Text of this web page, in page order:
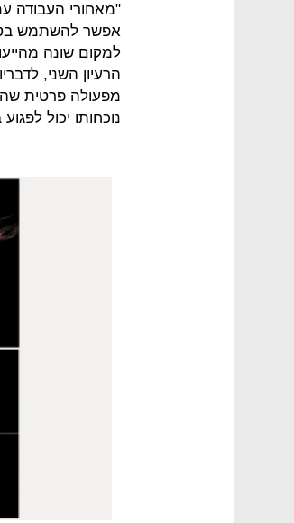
"מאחורי העבודה
אפשר להשתמש
למקום שונה
הרעיון השני,
מפעולה פרטית
נוכחותו יכול לפגוע